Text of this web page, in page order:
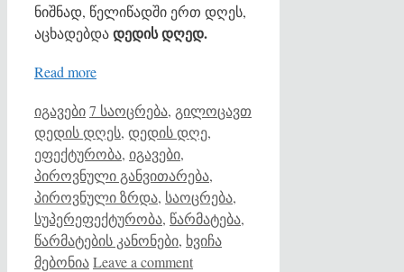
ნიშნად, წელიწადში ერთ დღეს,
აცხადებდადედის დღედ.
Read more
Categories
იგავებიTags
7 საოცრება, გილოცავთ
დედის დღეს, დედის დღე,
ეფექტურობა, იგავები,
პიროვნული განვითარება,
პიროვნული ზრდა, საოცრება,
სუპერეფექტურობა, წარმატება,
წარმატების კანონები, ხვიჩა
მებონიაLeave a comment